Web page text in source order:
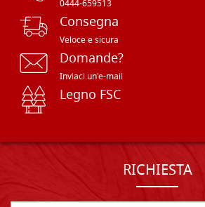
0444-659513
Consegna
Veloce e sicura
Domande?
Inviaci un'e-mail
Legno FSC
RICHIESTA